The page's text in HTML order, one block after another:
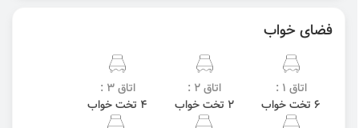
فضای خواب
اتاق 1 :
6 تخت خواب
اتاق 2 :
2 تخت خواب
اتاق 3 :
4 تخت خواب